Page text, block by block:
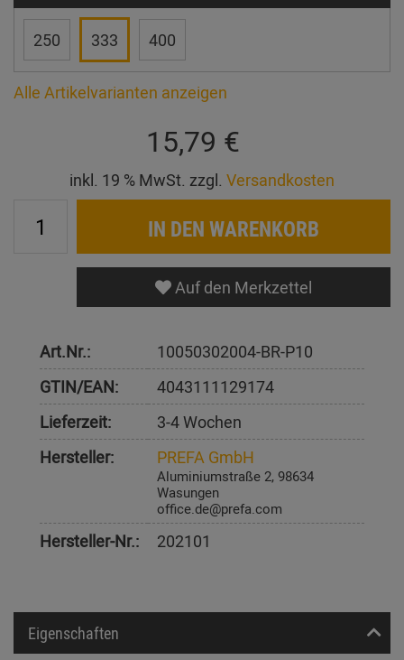
250 333 400
Alle Artikelvarianten anzeigen
15,79 €
inkl. 19 % MwSt. zzgl. Versandkosten
IN DEN WARENKORB
Auf den Merkzettel
Art.Nr.:
10050302004-BR-P10
GTIN/EAN:
4043111129174
Lieferzeit:
3-4 Wochen
Hersteller:
PREFA GmbH
Aluminiumstraße 2, 98634
Wasungen
office.de@prefa.com
Hersteller-Nr.: 202101
Eigenschaften